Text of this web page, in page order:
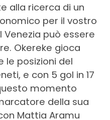
alla ricerca di un
per il vostro
può essere
Okereke gioca
posizioni del
e con 5 gol in 17
momento
della sua
Mattia Aramu